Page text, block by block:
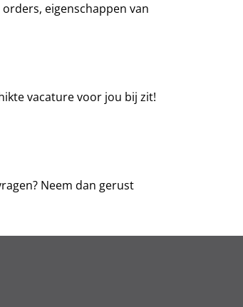
eigenschappen van
vacature voor jou bij zit!
Neem dan gerust